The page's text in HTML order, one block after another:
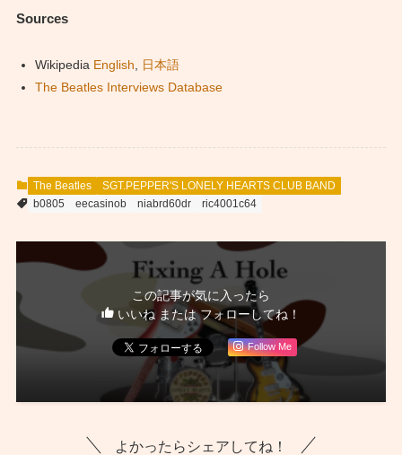
Sources
Wikipedia English
日本語
The Beatles Interviews Database
The Beatles
SGT.PEPPER'S LONELY HEARTS CLUB BAND
b0805
eecasinob niabrd60dr ric4001c64
この記事が気に入ったら
いいね または フォローしてね！
Follow Me
よかったらシェアしてね！